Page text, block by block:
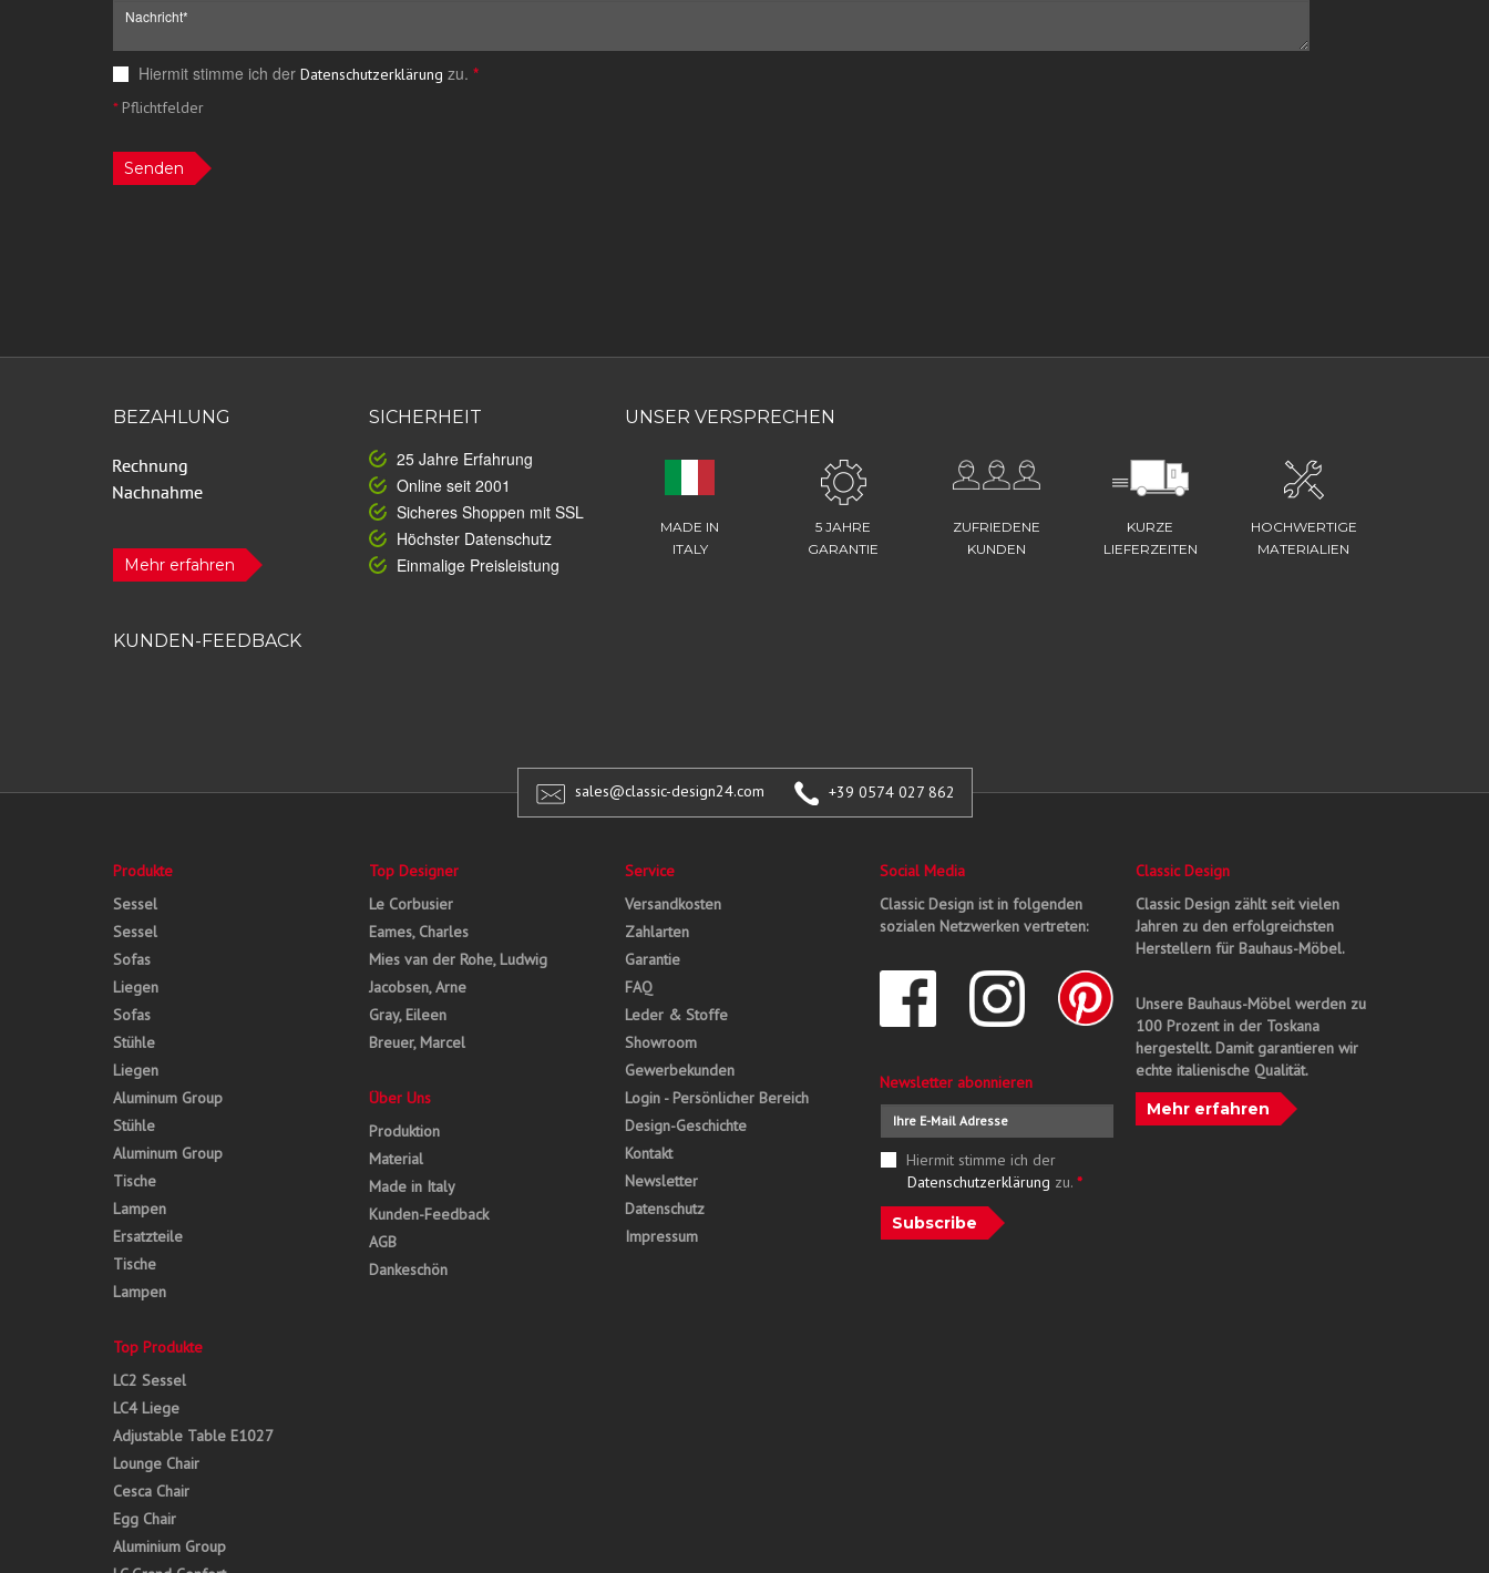
Hiermit stimme ich der Datenschutzerklärung zu. *
*Pflichtfelder
Senden
BEZAHLUNG
Mehr erfahren
SICHERHEIT
25 Jahre Erfahrung
Online seit 2001
Sicheres Shoppen mit SSL
Höchster Datenschutz
Einmalige Preisleistung
UNSER VERSPRECHEN
MADE IN
ITALY
5 JAHRE
GARANTIE
ZUFRIEDENE
KUNDEN
KURZE
LIEFERZEITEN
HOCHWERTIGE
MATERIALIEN
KUNDEN-FEEDBACK
sales@classic-design24.com +39 0574 027 862
Produkte
Sessel
Sessel
Sofas
Liegen
Sofas
Stühle
Liegen
Aluminum Group
Stühle
Aluminum Group
Tische
Lampen
Ersatzteile
Tische
Lampen
Top Produkte
LC2 Sessel
LC4 Liege
Adjustable Table E1027
Lounge Chair
Cesca Chair
Egg Chair
Aluminium Group
Top Designer
Le Corbusier
Eames, Charles
Mies van der Rohe, Ludwig
Jacobsen, Arne
Gray, Eileen
Breuer, Marcel
Über Uns
Produktion
Material
Made in Italy
Kunden-Feedback
AGB
Dankeschön
Service
Versandkosten
Zahlarten
Garantie
FAQ
Leder & Stoffe
Showroom
Gewerbekunden
Login - Persönlicher Bereich
Design-Geschichte
Kontakt
Newsletter
Datenschutz
Impressum
Social Media
Classic Design ist in folgenden
sozialen Netzwerken vertreten:
Newsletter abonnieren
Hiermit stimme ich der
Datenschutzerklärung zu. *
Subscribe
Classic Design
Classic Design zählt seit vielen
Jahren zu den erfolgreichsten
Herstellern für Bauhaus-Möbel.
Unsere Bauhaus-Möbel werden zu
100 Prozent in der Toskana
hergestellt. Damit garantieren wir
echte italienische Qualität.
Mehr erfahren